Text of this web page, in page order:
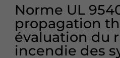
Norme UL
propagation
évaluation du
incendie des